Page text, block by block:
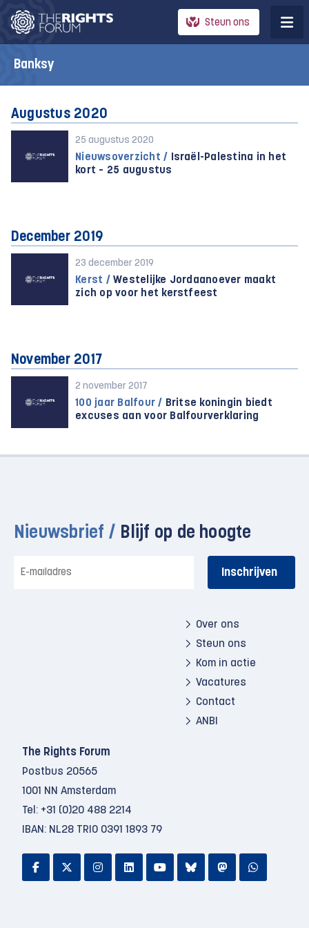
Steun ons
Banksy
Augustus 2020
25 augustus 2020
Nieuwsoverzicht / Israël-Palestina in het
kort – 25 augustus
December 2019
23 december 2019
Kerst / Westelijke Jordaanoever maakt
zich op voor het kerstfeest
November 2017
2 november 2017
100 jaar Balfour / Britse koningin biedt
excuses aan voor Balfourverklaring
Nieuwsbrief / Blijf op de hoogte
mailadres
Over ons
Steun ons
Kom in actie
Vacatures
Contact
ANBI
The Rights Forum
Postbus 20565
1001 NN Amsterdam
Tel: +31 (0)20 488 2214
IBAN: NL28 TRIO 0391 1893 79